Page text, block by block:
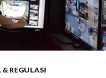
& REGULASI